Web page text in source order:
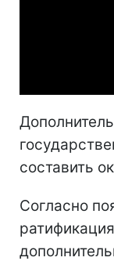
составить
Согласно